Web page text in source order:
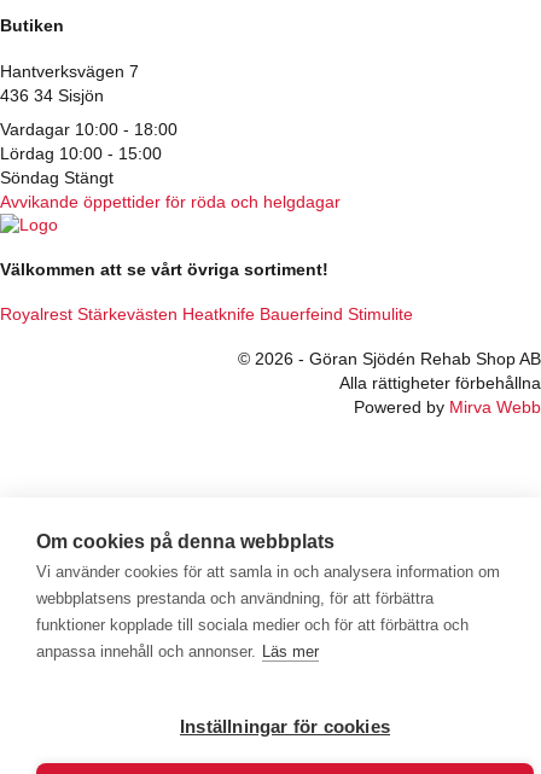
Om cookies på denna webbplats
Vi använder cookies för att samla in och analysera information om
webbplatsens prestanda och användning, för att förbättra
funktioner kopplade till sociala medier och för att förbättra och
anpassa innehåll och annonser. Läs mer
Inställningar för cookies
Butiken
Hantverksvägen 7
436 34 Sisjön
Vardagar 10:00 - 18:00
Lördag 10:00 - 15:00
Söndag Stängt
Avvikande öppettider för röda och helgdagar
Välkommen att se vårt övriga sortiment!
Royalrest Stärkevästen Heatknife Bauerfeind Stimulite
© 2026 - Göran Sjödén Rehab Shop AB
Alla rättigheter förbehållna
Powered by Mirva Webb